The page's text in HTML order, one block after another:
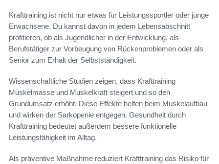
Krafttraining ist nicht nur etwas für Leistungssportler oder junge
Erwachsene. Du kannst davon in jedem Lebensabschnitt
profitieren, ob als Jugendlicher in der Entwicklung, als
Berufstätiger zur Vorbeugung von Rückenproblemen oder als
Senior zum Erhalt der Selbstständigkeit.
Wissenschaftliche Studien zeigen, dass Krafttraining
Muskelmasse und Muskelkraft steigert und so den
Grundumsatz erhöht. Diese Effekte helfen beim Muskelaufbau
und wirken der Sarkopenie entgegen. Gesundheit durch
Krafttraining bedeutet außerdem bessere funktionelle
Leistungsfähigkeit im Alltag.
Als präventive Maßnahme reduziert Krafttraining das Risiko für